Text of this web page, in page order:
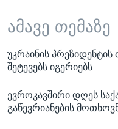
ამავე თემაზე
უკრაინის
შეტევებს იგერიებს
ევროკავშირი დღეს
გაწევრიანების